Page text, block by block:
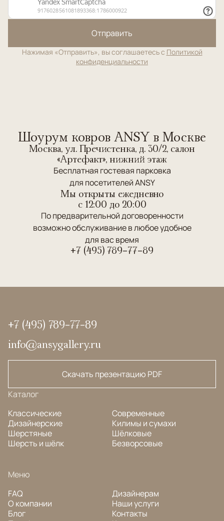
Отправить
Нажимая «Отправить», вы соглашаетесь с Политикой
конфиденциальности
Шоурум ковров ANSY в Москве
Москва, ул. Пречистенка, д. 30/2, салон
«Артефакт», нижний этаж
Бесплатная гостевая парковка
для посетителей ANSY
Мы открыты ежедневно
c 12:00 до 20:00
По предварительной договоренности
возможно обслуживание в любое удобное
для вас время
+7 (495) 789-77-89
+7 (495) 789-77-89
info@ansygallery.ru
Скачать презентацию PDF
Каталог
Классические
Дизайнерские
Шерстяные
Шерсть и шёлк
Современные
Килимы и сумахи
Шёлковые
Безворсовые
Меню
FAQ
О компании
Блог
Дизайнерам
Наши услуги
Контакты